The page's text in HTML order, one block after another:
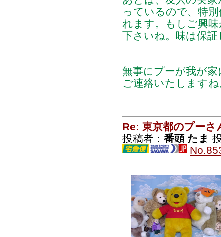
っているので、特
れます。もしご興
下さいね。味は保
無事にプーが我が
ご連絡いたしますね
Re: 東京都のプーさ
投稿者： 番頭 たま